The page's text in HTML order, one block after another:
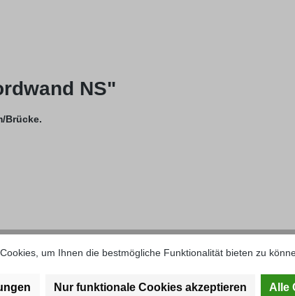
NS"
Brücke.
Blechdicke: 2 mm Dichtleiste: keine Länge: Meterware, in
um Ihnen die bestmögliche Funktionalität bieten zu
Nur funktionale Cookies akzeptieren Alle